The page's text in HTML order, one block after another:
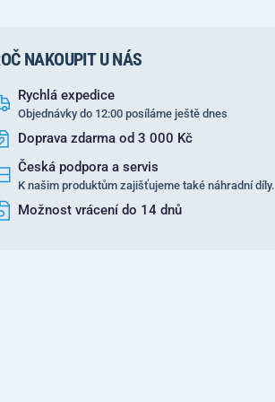
NAKOUPIT U NÁS
Rychlá expedice
Objednávky do 12:00 posíláme ještě dnes
Doprava zdarma od 3 000 Kč
Česká podpora a servis
K našim produktům zajišťujeme také náhradní díly.
Možnost vrácení do 14 dnů